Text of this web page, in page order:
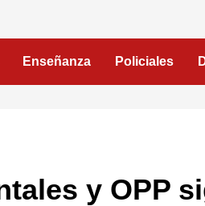
Enseñanza Policiales
y OPP